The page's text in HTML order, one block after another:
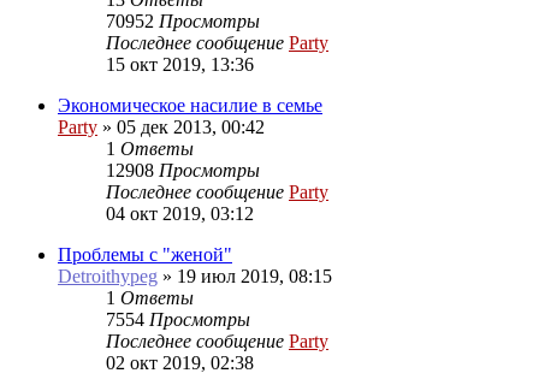
70952 Просмотры
Последнее сообщение Party
15 окт 2019, 13:36
Экономическое насилие в семье
Party » 05 дек 2013, 00:42
1 Ответы
12908 Просмотры
Последнее сообщение Party
04 окт 2019, 03:12
Проблемы с "женой"
Detroithypeg » 19 июл 2019, 08:15
1 Ответы
7554 Просмотры
Последнее сообщение Party
02 окт 2019, 02:38